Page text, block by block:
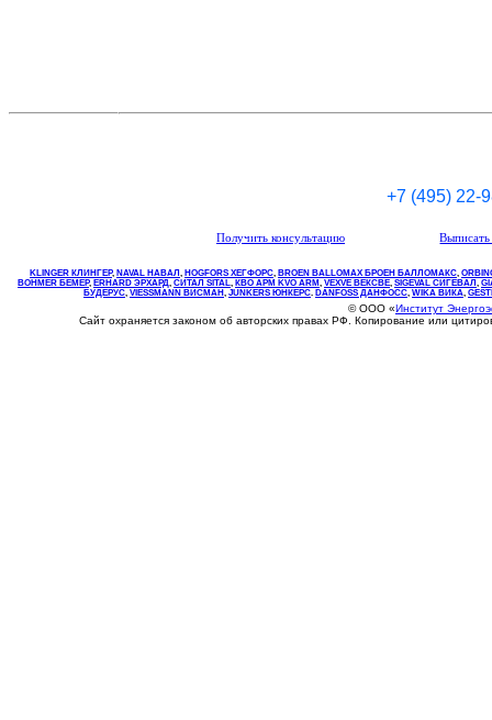
+7 (495) 22-
Получить консультацию
KLINGER КЛИНГЕР, NAVAL НАВАЛ , НOGFORS ХЕГФОРС, BROEN BALLOMAX БРОЕН БАЛЛОМАКС,
BOHMER БЕМЕР, ERHARD ЭРХАРД, СИТАЛ SITAL, КВО АРМ KVO ARM, VEXVE ВЕКСВЕ, SIGEVAL СИГЕВАЛ ,
БУДЕРУС, VIESSMANN ВИСМАН , JUNKERS ЮНКЕРС. DANFOSS ДАНФОСС, WIKA ВИКА,
© ООО «Институт
Сайт охраняется законом об авторских правах РФ. Копирование или